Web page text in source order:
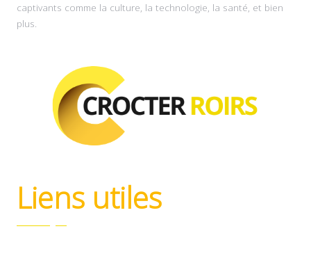
captivants comme la culture, la technologie, la santé, et bien
plus.
Liens utiles